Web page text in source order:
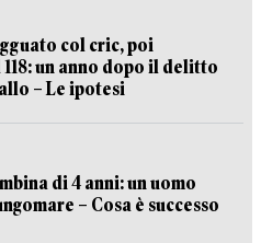
col cric, poi
un anno dopo il delitto
– Le ipotesi
di 4 anni: un uomo
– Cosa è successo